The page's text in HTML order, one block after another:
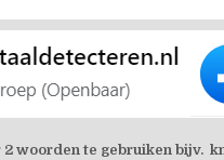
woorden te gebruiken bijv.